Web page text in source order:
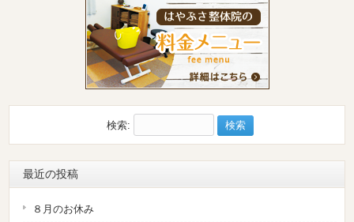
検索:
最近の投稿
８月のお休み